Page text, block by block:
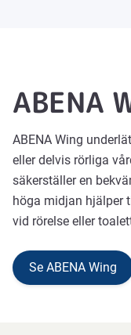
ABENA
ABENA Wing
eller delvis rörliga
säkerställer en
höga midjan hjälper
vid rörelse eller
Se ABENA Wing